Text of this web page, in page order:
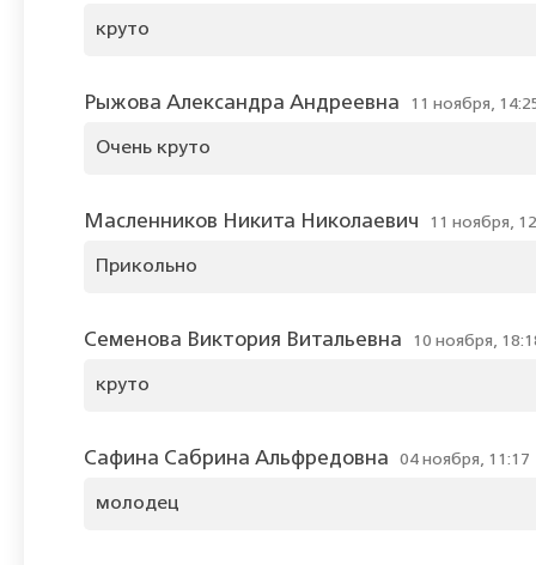
круто
Рыжова Александра Андреевна 11 ноября,
Очень круто
Масленников Никита Николаевич 11 ноября,
Прикольно
Семенова Виктория Витальевна 10 ноября,
круто
Сафина Сабрина Альфредовна 04 ноября, 11:17
молодец